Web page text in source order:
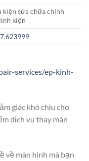
kiện sửa chữa chính
kiện
services/ep-kinh-
giác khó chịu cho
dịch vụ thay màn
về màn hình mà bạn